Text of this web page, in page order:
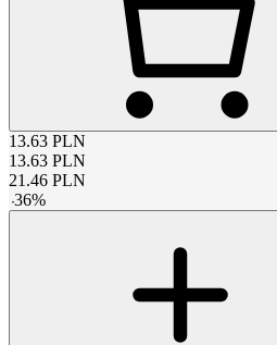
13.63 PLN
13.63 PLN
21.46 PLN
-36%